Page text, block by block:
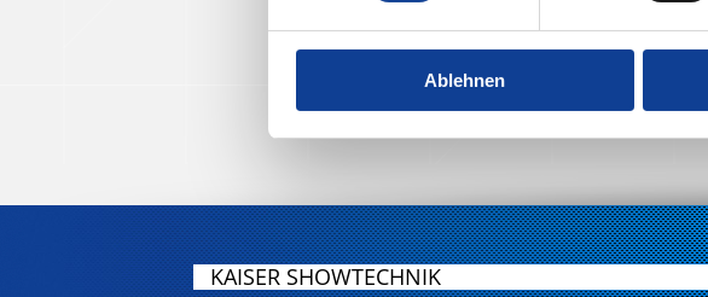
Ablehnen
KAISER SHOWTECHNIK